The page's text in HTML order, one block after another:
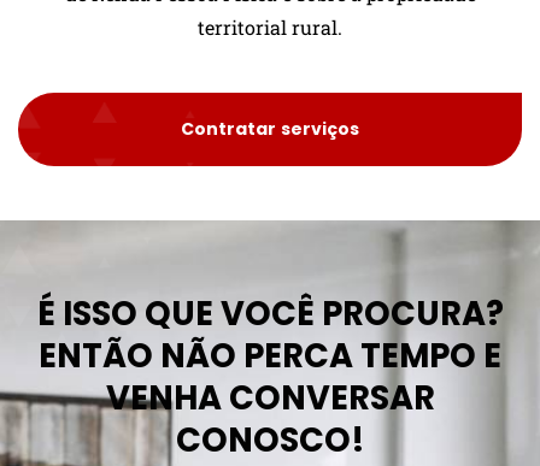
territorial rural.
Contratar serviços
É ISSO QUE VOCÊ PROCURA?
ENTÃO NÃO PERCA TEMPO E
VENHA CONVERSAR
CONOSCO!